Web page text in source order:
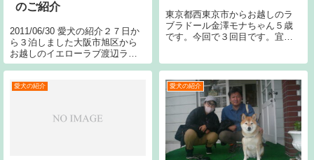
のご紹介
2011/06/30 愛犬の紹介２７日か
ら３泊しました大阪市旭区から
お越しのイエローラブ渡辺ラブ
ちゃん５歳です。今回で５回目
2011/06/26 愛犬の紹介２４日か
東京都西東京市からお越しのラ
ブラドール金澤モナちゃん５歳
です。今回で３回目です。宜し
愛犬の紹介 愛犬の紹介